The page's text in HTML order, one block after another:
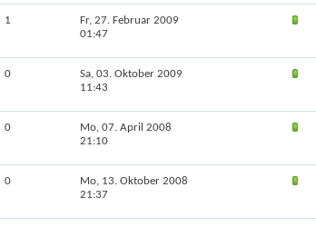
1
Fr, 27. Februar 2009
01:47
0
Sa, 03. Oktober 2009
11:43
0
Mo, 07. April 2008
21:10
0
Mo, 13. Oktober 2008
21:37